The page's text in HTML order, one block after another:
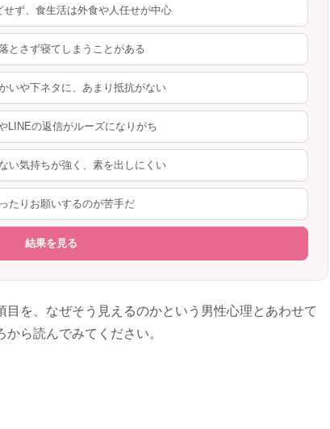
せず、食生活は外食や人任せが中心
とさず寝てしまうことがある
いや下ネタに、あまり抵抗がない
LINEの返信がルーズになりがち
い気持ちが強く、素を出しにくい
たりお願いするのが苦手だ
結果を見る
を、なぜそう見えるのかという男性心理とあわせて
ら読んでみてください。